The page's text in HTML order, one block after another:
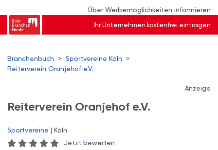
Über Werbemöglichkeiten informieren
Ihr Unternehmen kostenfrei eintragen
Branchenbuch > Sportvereine Köln
>
Reiterverein Oranjehof e.V.
Anzeige
Reiterverein Oranjehof e.V.
Sportvereine | Köln
Jetzt bewerten